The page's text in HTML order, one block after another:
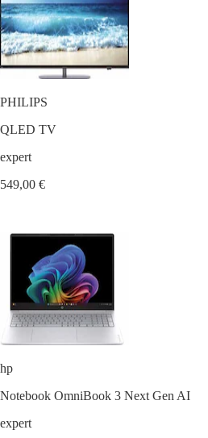
PHILIPS
QLED TV
expert
549,00 €
hp
Notebook OmniBook 3 Next Gen AI
expert